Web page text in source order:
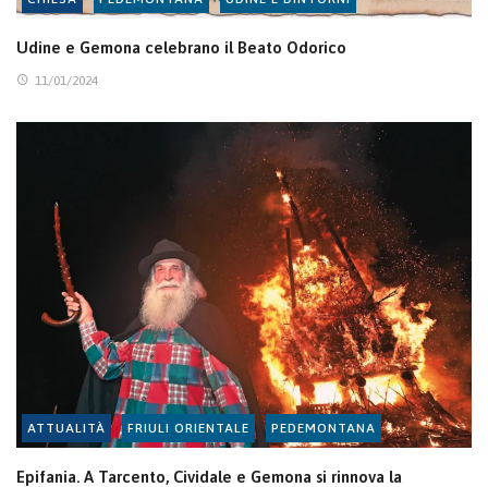
Udine e Gemona celebrano il Beato Odorico
11/01/2024
ATTUALITÀ FRIULI ORIENTALE PEDEMONTANA
Epifania. A Tarcento, Cividale e Gemona si rinnova la